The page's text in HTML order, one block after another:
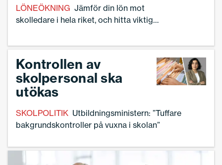
LÖNEÖKNING Jämför din lön mot
skolledare i hela riket, och hitta viktig
löneförhandling.
Kontrollen av
skolpersonal ska
utökas
SKOLPOLITIK Utbildningsministern: ”Tuffare
bakgrundskontroller på vuxna i skolan”